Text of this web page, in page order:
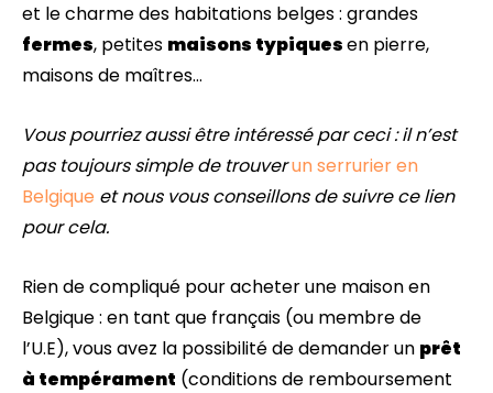
et le charme des habitations belges : grandes
fermes, petites maisons typiquesen pierre,
maisons de maîtres…
Vous pourriez aussi être intéressé par ceci : il n’est
pas toujours simple de trouverun serrurier en
Belgique et nous vous conseillons de suivre ce lien
pour cela.
Rien de compliqué pour acheter une maison en
Belgique : en tant que français (ou membre de
l’U.E), vous avez la possibilité de demander un prêt
à tempérament (conditions de remboursement